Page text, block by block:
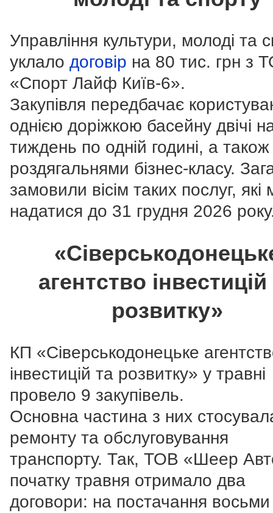
Управління культури, молоді та
уклало договір на 80 тис. грн з
«Спорт Лайф Київ-6».
Закупівля передбачає
однією доріжкою басейну двічі
тиждень по одній годині, а також
роздягальнями бізнес-класу.
замовили вісім таких послуг,
надатися до 31 грудня 2026
агентство інвестицій
розвитку»
КП «Сіверськодонецьке
інвестицій та розвитку» у травні
провело 9 закупівель.
Основна частина з них
ремонту та обслуговування
транспорту. Так, ТОВ «Шеер
початку травня отримало два
договори: на постачання восьми